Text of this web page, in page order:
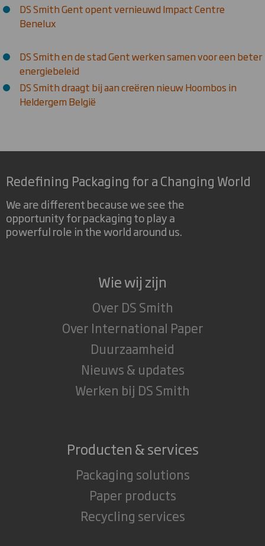
DS Smith Gent opent vernieuwd Impact Centre
Benelux
DS Smith en de stad Gent werken samen voor een beter
energiebeleid
DS Smith draagt bij aan creëren nieuw Hoombos in
Heldergem België
Redefining Packaging for a Changing World
We are different because we see the
opportunity for packaging to play a
powerful role in the world around us.
Wie wij zijn
Over DS Smith
Over International Paper
Duurzaamheid
Nieuws & updates
Werken bij DS Smith
Producten & services
Packaging solutions
Paper products
Recycling services